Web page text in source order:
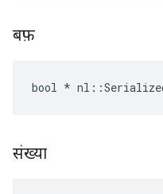
बफ़
bool *
संख्या